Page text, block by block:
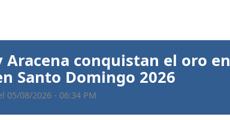
conquistan el oro en
Santo Domingo 2026
05/08/2026 - 06:34 PM